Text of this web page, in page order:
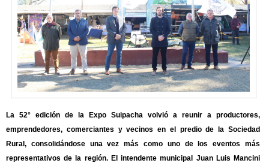
La 52° edición de la Expo Suipacha volvió a reunir a productores,
emprendedores, comerciantes y vecinos en el predio de la Sociedad
Rural, consolidándose una vez más como uno de los eventos más
representativos de la región. El intendente municipal Juan Luis Mancini